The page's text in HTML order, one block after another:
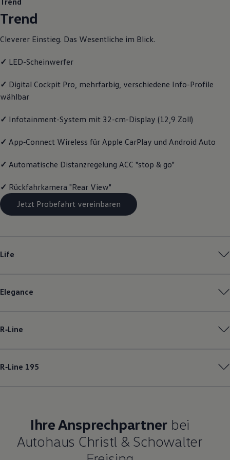
Economy Service
Volkswagen Teile
Modellspezifisches Zubehör
Transport
Entertainment und Elektronik
Digitale Extras
Volkswagen Apps, Login und Shop
Handy und Fahrzeug verbinden
Über Ihr Auto
Kundeninformationen
Volkswagen Kundenbetreuung
Warn- und Kontrollleuchten
Trend
Cleverer Einstieg. Das Wesentliche im Blick.
✓ LED-Scheinwerfer
✓ Digital Cockpit Pro, mehrfarbig, verschiedene Info-Profile
wählbar
✓ Infotainment-System mit 32-cm-Display (12,9 Zoll)
✓ App‑Connect Wireless für Apple CarPlay und Android Auto
✓ Automatische Distanzregelung ACC "stop & go"
✓ Rückfahrkamera "Rear View"
Jetzt Probefahrt vereinbaren
Life
Elegance
R‑Line
R‑Line 195
Ihre Ansprechpartner bei
Autohaus Christl & Schowalter